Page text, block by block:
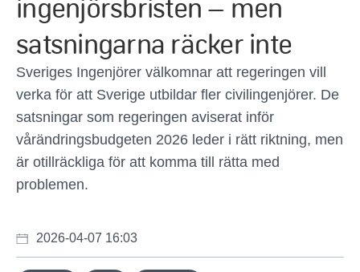
satsningarna räcker inte
Sveriges Ingenjörer välkomnar att regeringen vill
verka för att Sverige utbildar fler civilingenjörer. De
satsningar som regeringen aviserat inför
vårändringsbudgeten 2026 leder i rätt riktning, men
är otillräckliga för att komma till rätta med
problemen.
2026-04-07 16:03